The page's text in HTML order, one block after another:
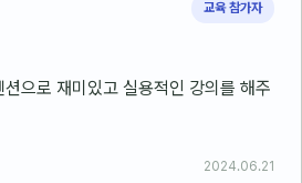
교육 참가자
으로 재미있고 실용적인 강의를 해주
2024.06.21